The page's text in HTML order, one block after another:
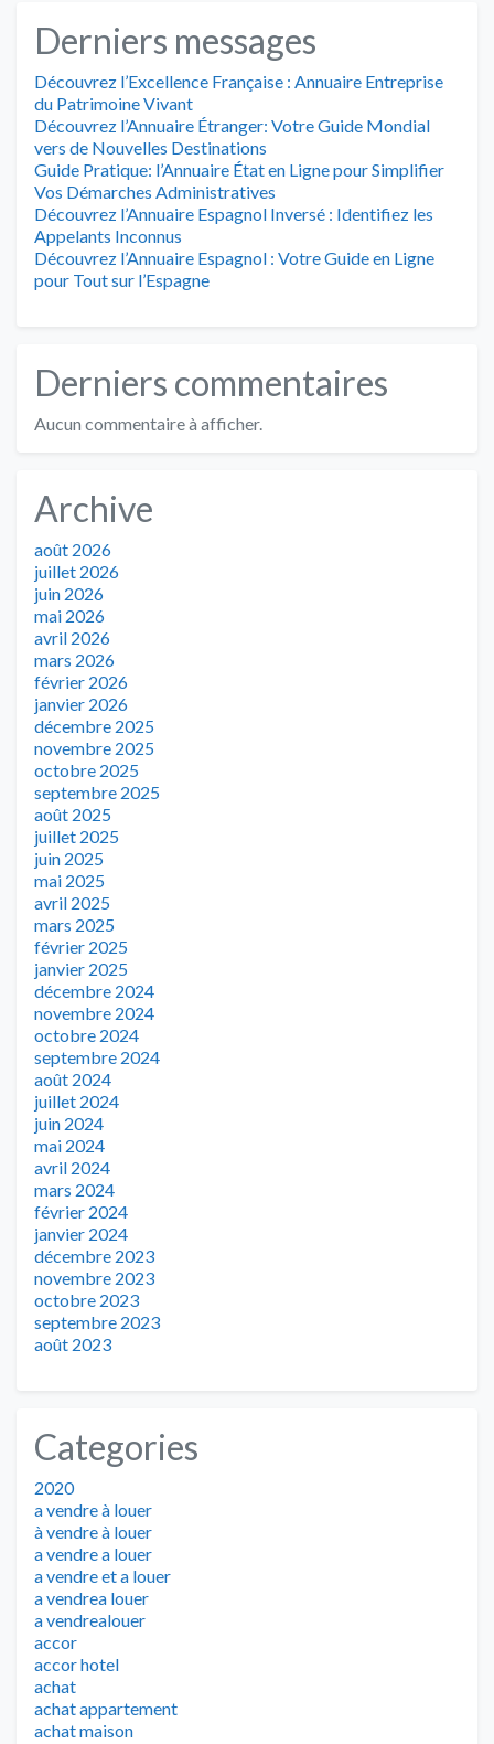
Derniers messages
Découvrez l’Excellence Française : Annuaire Entreprise
du Patrimoine Vivant
Découvrez l’Annuaire Étranger: Votre Guide Mondial
vers de Nouvelles Destinations
Guide Pratique: l’Annuaire État en Ligne pour Simplifier
Vos Démarches Administratives
Découvrez l’Annuaire Espagnol Inversé : Identifiez les
Appelants Inconnus
Découvrez l’Annuaire Espagnol : Votre Guide en Ligne
pour Tout sur l’Espagne
Derniers commentaires
Aucun commentaire à afficher.
Archive
août 2026
juillet 2026
juin 2026
mai 2026
avril 2026
mars 2026
février 2026
janvier 2026
décembre 2025
novembre 2025
octobre 2025
septembre 2025
août 2025
juillet 2025
juin 2025
mai 2025
avril 2025
mars 2025
février 2025
janvier 2025
décembre 2024
novembre 2024
octobre 2024
septembre 2024
août 2024
juillet 2024
juin 2024
mai 2024
avril 2024
mars 2024
février 2024
janvier 2024
décembre 2023
novembre 2023
octobre 2023
septembre 2023
août 2023
Categories
2020
a vendre à louer
à vendre à louer
a vendre a louer
a vendre et a louer
a vendrea louer
a vendrealouer
accor
accor hotel
achat
achat appartement
achat maison